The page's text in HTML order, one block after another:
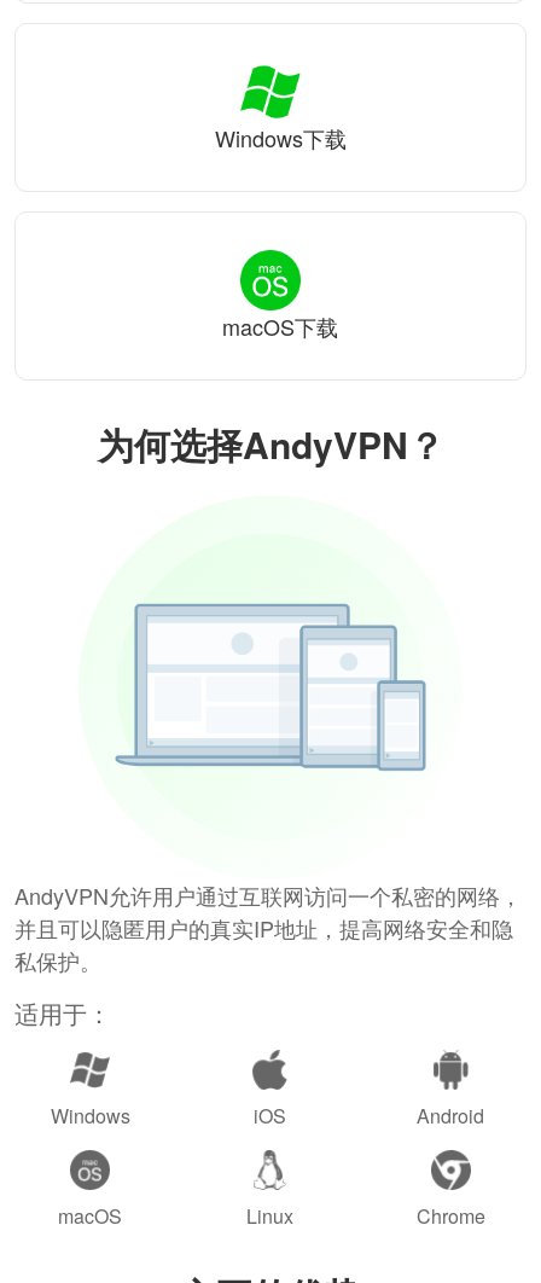
为何选择AndyVPN？
AndyVPN允许用户通过互联网访问一个私密的网络，
并且可以隐匿用户的真实IP地址，提高网络安全和隐
私保护。
适用于：
Windows iOS Android
macOS Linux Chrome
Windows下载
macOS下载